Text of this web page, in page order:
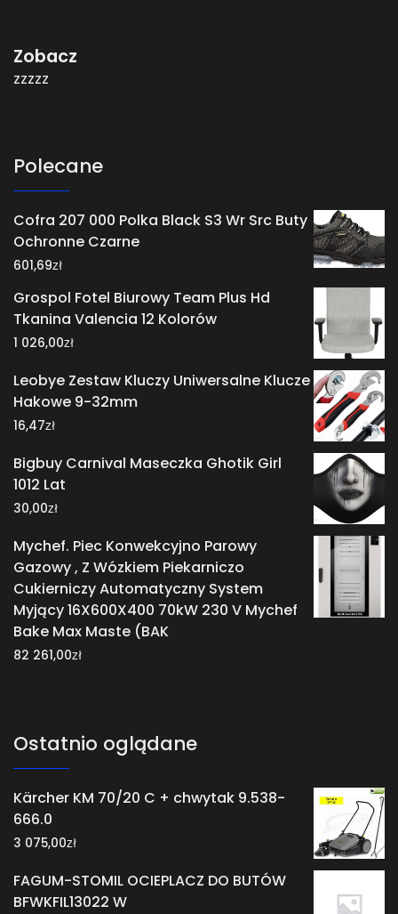
Zobacz
zzzzz
Polecane
Cofra 207 000 Polka Black S3 Wr Src Buty
Ochronne Czarne
601,69zł
Grospol Fotel Biurowy Team Plus Hd
Tkanina Valencia 12 Kolorów
1 026,00zł
Leobye Zestaw Kluczy Uniwersalne Klucze
Hakowe 9-32mm
16,47zł
Bigbuy Carnival Maseczka Ghotik Girl
1012 Lat
30,00zł
Mychef. Piec Konwekcyjno Parowy
Gazowy , Z Wózkiem Piekarniczo
Cukierniczy Automatyczny System
Myjący 16X600X400 70kW 230 V Mychef
Bake Max Maste (BAK
82 261,00zł
Ostatnio oglądane
Kärcher KM 70/20 C + chwytak 9.538-
666.0
3 075,00zł
FAGUM-STOMIL OCIEPLACZ DO BUTÓW
BFWKFIL13022 W